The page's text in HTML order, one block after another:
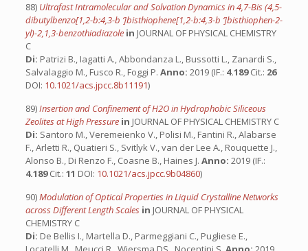
88) Ultrafast Intramolecular and Solvation Dynamics in 4,7-Bis (4,5-
dibutylbenzo[1,2-b:4,3-b ‘]bisthiophene[1,2-b:4,3-b ‘]bisthiophen-2-
yl)-2,1,3-benzothiadiazole in JOURNAL OF PHYSICAL CHEMISTRY
C
Di: Patrizi B., Iagatti A., Abbondanza L., Bussotti L., Zanardi S.,
Salvalaggio M., Fusco R., Foggi P. Anno: 2019 (IF.: 4.189Cit.: 26
DOI: 10.1021/acs.jpcc.8b11191)
89)Insertion and Confinement of H2O in Hydrophobic Siliceous
Zeolites at High Pressure in JOURNAL OF PHYSICAL CHEMISTRY C
Di: Santoro M., Veremeienko V., Polisi M., Fantini R., Alabarse
F., Arletti R., Quatieri S., Svitlyk V., van der Lee A., Rouquette J.,
Alonso B., Di Renzo F., Coasne B., Haines J. Anno: 2019 (IF.:
4.189Cit.: 11 DOI: 10.1021/acs.jpcc.9b04860)
90)Modulation of Optical Properties in Liquid Crystalline Networks
across Different Length Scales in JOURNAL OF PHYSICAL
CHEMISTRY C
Di: De Bellis I., Martella D., Parmeggiani C., Pugliese E.,